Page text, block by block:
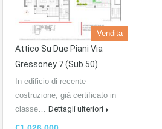
Vendita
Attico Su Due Piani Via
Gressoney 7 (Sub.50)
In edificio di recente
costruzione, già certificato in
classe… Dettagli ulteriori